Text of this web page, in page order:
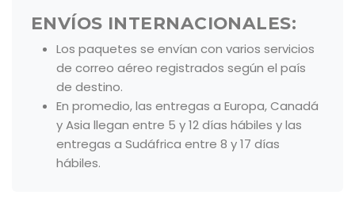
ENVÍOS INTERNACIONALES:
Los paquetes se envían con varios servicios
de correo aéreo registrados según el país
de destino.
En promedio, las entregas a Europa, Canadá
y Asia llegan entre 5 y 12 días hábiles y las
entregas a Sudáfrica entre 8 y 17 días
hábiles.